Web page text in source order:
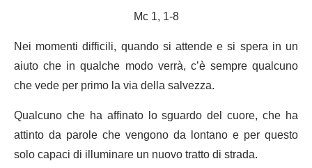
Mc 1, 1-8
Nei momenti difficili, quando si attende e si spera in un
aiuto che in qualche modo verrà, c’è sempre qualcuno
che vede per primo la via della salvezza.
Qualcuno che ha affinato lo sguardo del cuore, che ha
attinto da parole che vengono da lontano e per questo
solo capaci di illuminare un nuovo tratto di strada.